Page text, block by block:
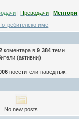
|Преводачи |Ментори
име
коментара в9 384 теми.
(активни)
посетители наведнъж.
No new posts